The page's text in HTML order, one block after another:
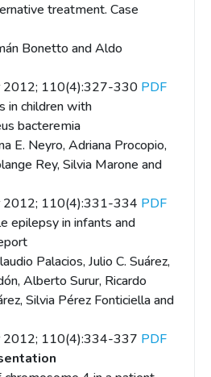
treatment. Case
Bonetto and Aldo
2012; 110(4):327-330 PDF
in children with
bacteremia
E. Neyro, Adriana Procopio,
Rey, Silvia Marone and
2012; 110(4):331-334 PDF
epilepsy in infants and
Palacios, Julio C. Suárez,
Alberto Surur, Ricardo
Silvia Pérez Fonticiella and
2012; 110(4):334-337 PDF